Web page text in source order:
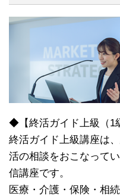
◆【終活ガイド上級（1
終活ガイド上級講座は
活の相談をおこなって
信講座です。
医療・介護・保険・相